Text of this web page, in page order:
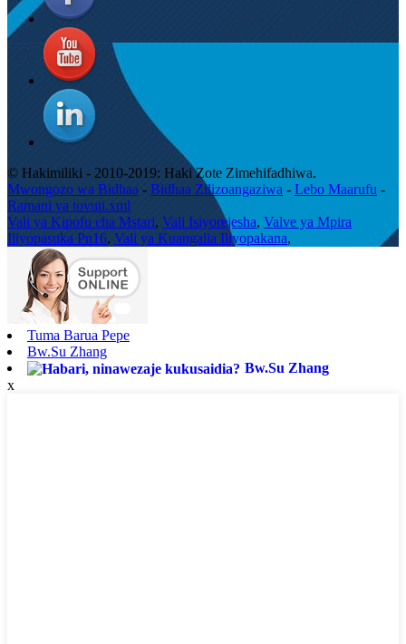
© Hakimiliki - 2010-2019: Haki Zote Zimehifadhiwa.
Mwongozo wa Bidhaa - Bidhaa Zilizoangaziwa - Lebo Maarufu -
Ramani ya tovuti.xml
Vali ya Kipofu cha Mstari, Vali Isiyorejesha, Valve ya Mpira
Iliyopasuka Pn16, Vali ya Kuangalia Iliyopakana,
Tuma Barua Pepe
Bw.Su Zhang
Bw.Su Zhang
x